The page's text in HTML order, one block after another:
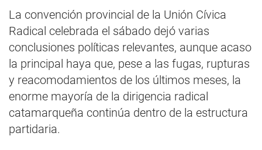
La convención provincial de la Unión Cívica
Radical celebrada el sábado dejó varias
conclusiones políticas relevantes, aunque acaso
la principal haya que, pese a las fugas, rupturas
y reacomodamientos de los últimos meses, la
enorme mayoría de la dirigencia radical
catamarqueña continúa dentro de la estructura
partidaria.